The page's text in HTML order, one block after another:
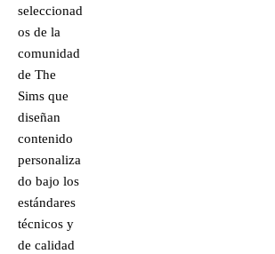
seleccionad
os de la
comunidad
de The
Sims que
diseñan
contenido
personaliza
do bajo los
estándares
técnicos y
de calidad